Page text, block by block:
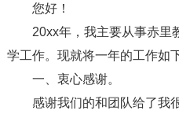
您好！
20xx年，我主要从事赤里
学工作。现就将一年的工作如
一、衷心感谢。
感谢我们的和团队给了我